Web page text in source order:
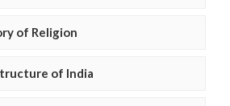
of Religion
of India